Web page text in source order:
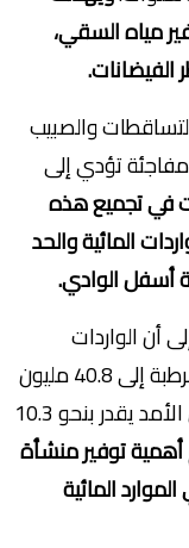
مياه السقي،
الفيضانات.
والصبيب
تؤدي إلى
في تجميع هذه
المائية والحد
أسفل الوادي.
أن الواردات
المائية السنوية قد تصل خلال السنوات الرطبة إلى 40.8 مليون
متر مكعب، مقابل متوسط سنوي طويل الأمد يقدر بنحو 10.3
توفير منشأة
المائية